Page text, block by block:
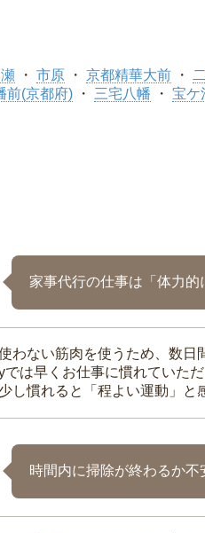
市原 京都精華大前
前(京都府)
三宅八幡 宝ケ
家事代行の仕事は「体力
わない筋肉を使うため、数日
では早くお仕事に慣れていた
し慣れると「程よい運動」と
時間内に掃除が終わるか